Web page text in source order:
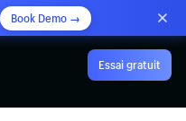
Book Demo →
Essai gratuit